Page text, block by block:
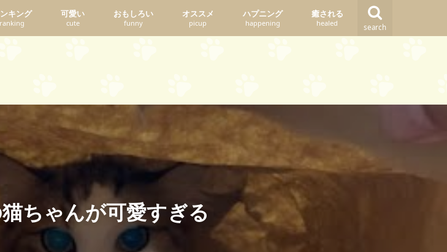
search
キング
ranking
可愛い
cute
おもしろい
funny
オススメ
picup
ハプニング
happening
癒される
healed
ちゃんが可愛すぎる